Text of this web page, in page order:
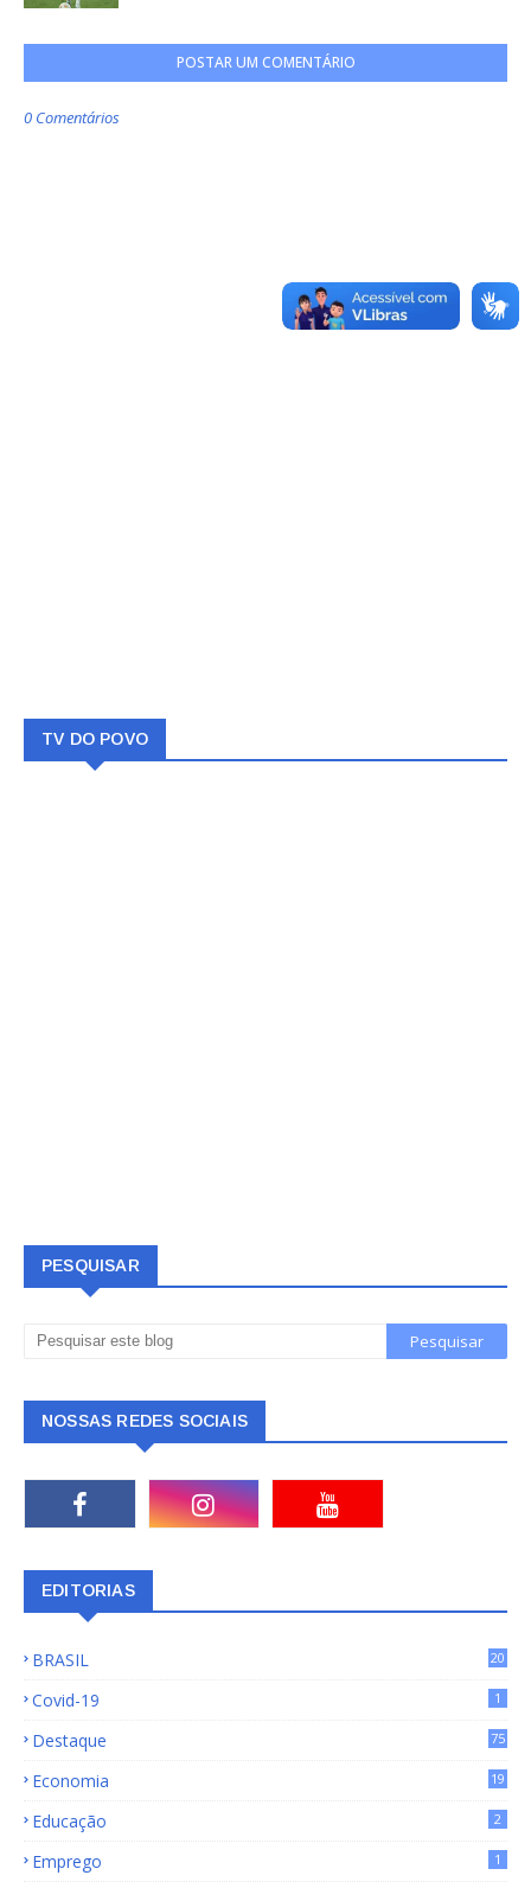
POSTAR UM COMENTÁRIO
0 Comentários
TV DO POVO
PESQUISAR
NOSSAS REDES SOCIAIS
EDITORIAS
BRASIL
20
Covid-19 1
Destaque
75
Economia
19
Educação 2
Emprego 1